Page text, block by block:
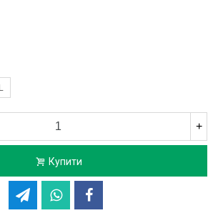
+
Купити